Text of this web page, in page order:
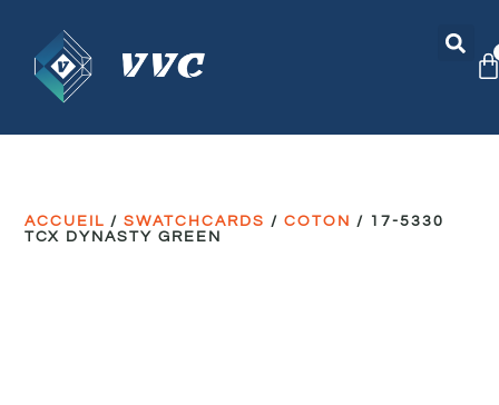
ACCUEIL /SWATCHCARDS /COTON / 17-5330
TCX DYNASTY GREEN